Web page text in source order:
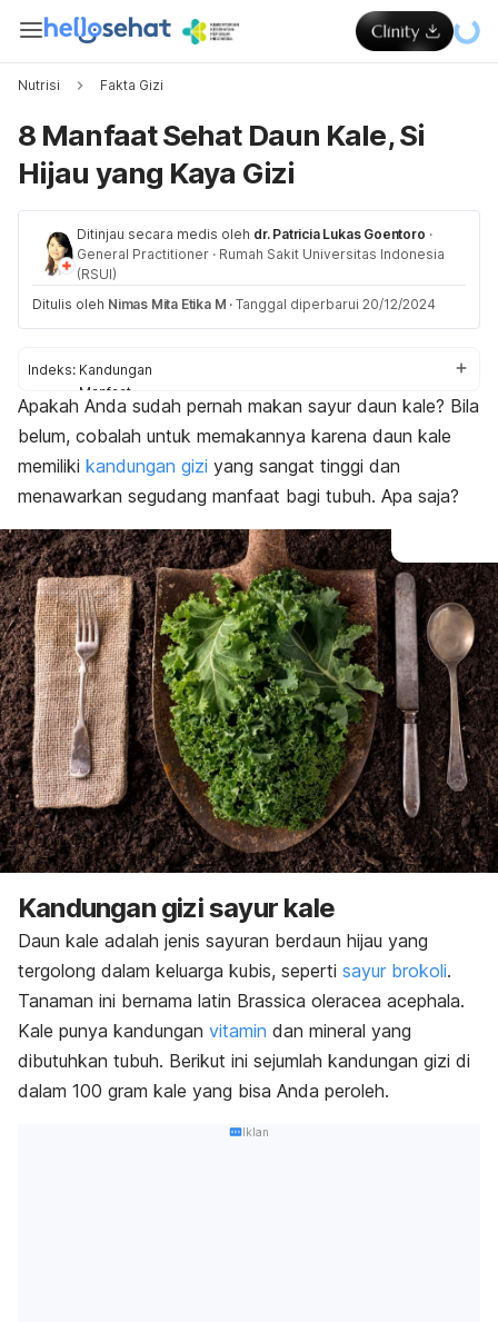
Nutrisi Fakta Gizi
8 Manfaat Sehat Daun Kale, Si
Hijau yang Kaya Gizi
Ditinjau secara medis oleh dr. Patricia Lukas Goentoro ·
General Practitioner · Rumah Sakit Universitas Indonesia
(RSUI)
Ditulis oleh Nimas Mita Etika M · Tanggal diperbarui 20/12/2024
Indeks: Kandungan
Manfaat
Risiko
Apakah Anda sudah pernah makan sayur daun kale? Bila
belum, cobalah untuk memakannya karena daun kale
memiliki kandungan gizi yang sangat tinggi dan
menawarkan segudang manfaat bagi tubuh. Apa saja?
Kandungan gizi sayur kale
Daun kale adalah jenis sayuran berdaun hijau yang
tergolong dalam keluarga kubis, seperti sayur brokoli.
Tanaman ini bernama latin Brassica oleracea acephala.
Kale punya kandungan vitamin dan mineral yang
dibutuhkan tubuh. Berikut ini sejumlah kandungan gizi di
dalam 100 gram kale yang bisa Anda peroleh.
Iklan